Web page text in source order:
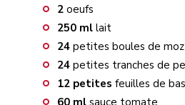
2 oeufs
250 ml lait
24 petites boules de
24 petites tranches de
12 petites feuilles de
60 ml sauce tomate